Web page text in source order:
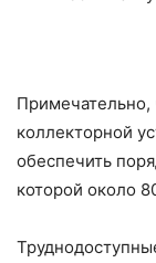
Примечательно,
коллекторной
обеспечить
которой около